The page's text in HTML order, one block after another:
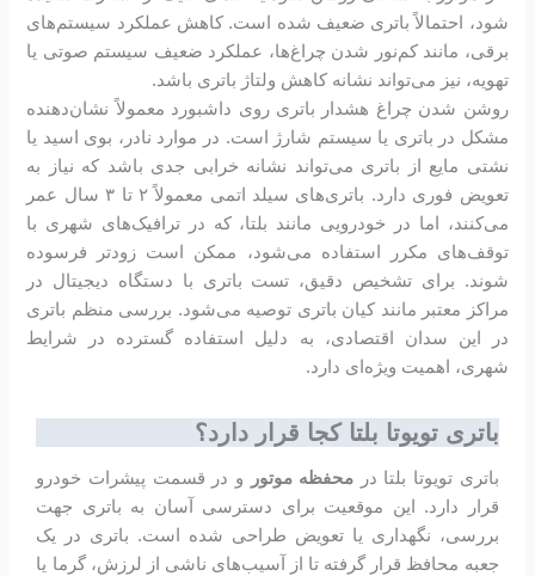
شود، احتمالاً باتری ضعیف شده است. کاهش عملکرد سیستم‌های
برقی، مانند کم‌نور شدن چراغ‌ها، عملکرد ضعیف سیستم صوتی یا
تهویه، نیز می‌تواند نشانه کاهش ولتاژ باتری باشد.
روشن شدن چراغ هشدار باتری روی داشبورد معمولاً نشان‌دهنده
مشکل در باتری یا سیستم شارژ است. در موارد نادر، بوی اسید یا
نشتی مایع از باتری می‌تواند نشانه خرابی جدی باشد که نیاز به
تعویض فوری دارد. باتری‌های سیلد اتمی معمولاً ۲ تا ۳ سال عمر
می‌کنند، اما در خودرویی مانند بلتا، که در ترافیک‌های شهری با
توقف‌های مکرر استفاده می‌شود، ممکن است زودتر فرسوده
شوند. برای تشخیص دقیق، تست باتری با دستگاه دیجیتال در
مراکز معتبر مانند کیان باتری توصیه می‌شود. بررسی منظم باتری
در این سدان اقتصادی، به دلیل استفاده گسترده در شرایط
شهری، اهمیت ویژه‌ای دارد.
باتری تویوتا بلتا کجا قرار دارد؟
باتری تویوتا بلتا در محفظه موتور
و در قسمت پیشرات خودرو
قرار دارد. این موقعیت برای دسترسی آسان به باتری جهت
بررسی، نگهداری یا تعویض طراحی شده است. باتری در یک
جعبه محافظ قرار گرفته تا از آسیب‌های ناشی از لرزش، گرما یا